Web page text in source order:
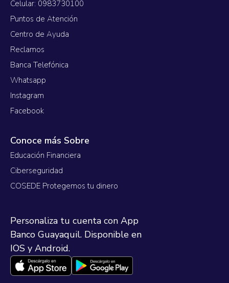
Celular: 0983730100
Puntos de Atención
Centro de Ayuda
Reclamos
Banca Telefónica
Whatsapp
Instagram
Facebook
Conoce más Sobre
Educación Financiera
Ciberseguridad
COSEDE Protegemos tu dinero
Personaliza tu cuenta con App
Banco Guayaquil. Disponible en
IOS y Android.